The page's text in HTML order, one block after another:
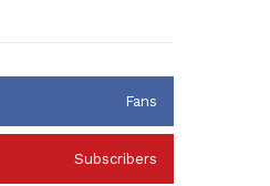
Fans
Subscribers